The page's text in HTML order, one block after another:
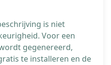
is niet
Voor een
gegenereerd,
te installeren en de